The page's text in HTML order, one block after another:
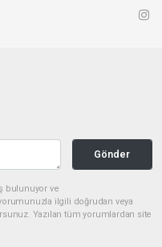
Gönder
bulunuyor ve
ilgili doğrudan veya
Yazılan tüm yorumlardan site